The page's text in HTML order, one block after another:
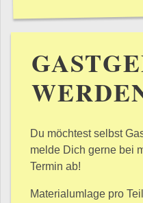
Du möchtest selbst
melde Dich gerne bei
Termin ab!
Materialumlage pro